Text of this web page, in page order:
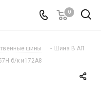
0
шины - Шина В АП
б/к и172A8